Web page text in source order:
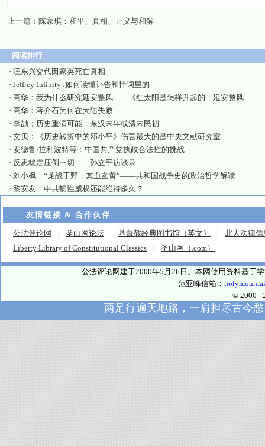
上一篇： 陈家琪：和平、真相、正义与和解
阅读排行
· 汪东兴交代田家英死亡真相
· Jeffrey-Infinity :如何读懂讣告和悼词里的
· 高华：我为什么研究延安整风——《红太阳是怎样升起的：延安整风
· 高华：蒋介石为何在大陆失败
· 李劼；历史重演可能：东汉末年或清末民初
· 文贝：《历史转折中的邓小平》伤害最大的是中央文献研究室
· 安德鲁·拉利波特等：中国共产党执政合法性的挑战
· 反思稳定压倒一切——孙立平访谈录
· 刘小枫：“龙战于野，其血玄黄”——共和国战争史的政治哲学解读
· 黎安友：中共韧性威权还能维持多久？
友情链接 & 合作伙伴
公法评论网 圣山网论坛 基督教经典图书馆（英文）
北大法律信
Liberty Library of Constitutional Classics
圣山网（.com）
公法评论网建于2000年5月26日。本网使用资料基于
范亚峰信箱：
© 2000 -
两足行遍天地路，一肩担尽古今